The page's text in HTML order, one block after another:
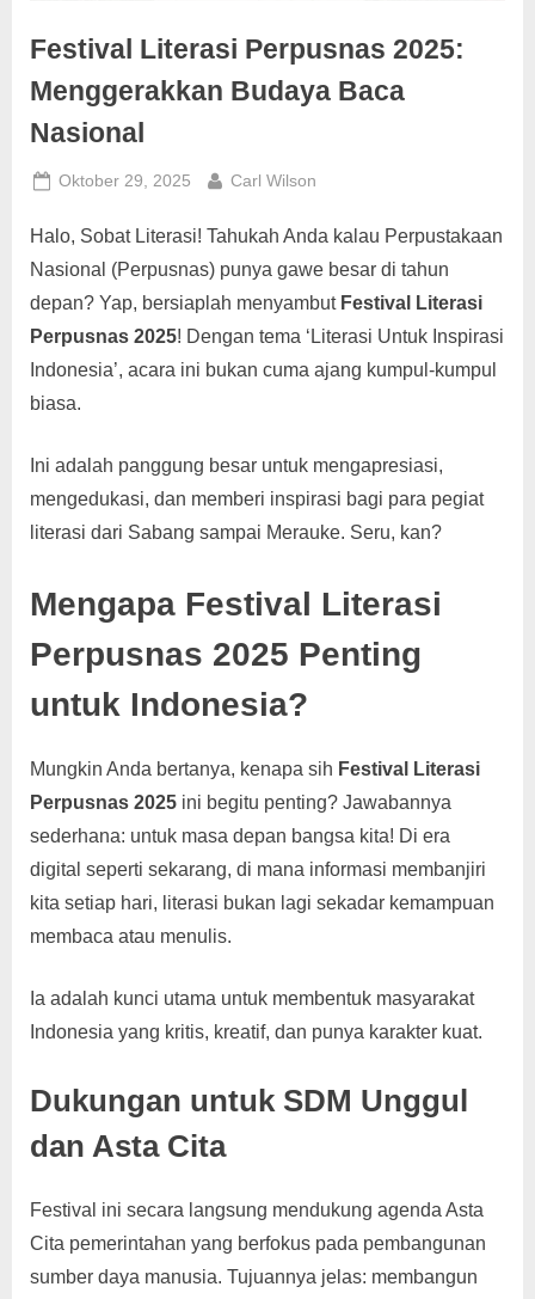
Festival Literasi Perpusnas 2025:
Menggerakkan Budaya Baca
Nasional
Posted
Oktober 29, 2025 By
Carl Wilson
Halo, Sobat Literasi! Tahukah Anda kalau Perpustakaan
Nasional (Perpusnas) punya gawe besar di tahun
depan? Yap, bersiaplah menyambut Festival Literasi
Perpusnas 2025! Dengan tema ‘Literasi Untuk Inspirasi
Indonesia’, acara ini bukan cuma ajang kumpul-kumpul
biasa.
Ini adalah panggung besar untuk mengapresiasi,
mengedukasi, dan memberi inspirasi bagi para pegiat
literasi dari Sabang sampai Merauke. Seru, kan?
Mengapa Festival Literasi
Perpusnas 2025 Penting
untuk Indonesia?
Mungkin Anda bertanya, kenapa sih Festival Literasi
Perpusnas 2025 ini begitu penting? Jawabannya
sederhana: untuk masa depan bangsa kita! Di era
digital seperti sekarang, di mana informasi membanjiri
kita setiap hari, literasi bukan lagi sekadar kemampuan
membaca atau menulis.
Ia adalah kunci utama untuk membentuk masyarakat
Indonesia yang kritis, kreatif, dan punya karakter kuat.
Dukungan untuk SDM Unggul
dan Asta Cita
Festival ini secara langsung mendukung agenda Asta
Cita pemerintahan yang berfokus pada pembangunan
sumber daya manusia. Tujuannya jelas: membangun